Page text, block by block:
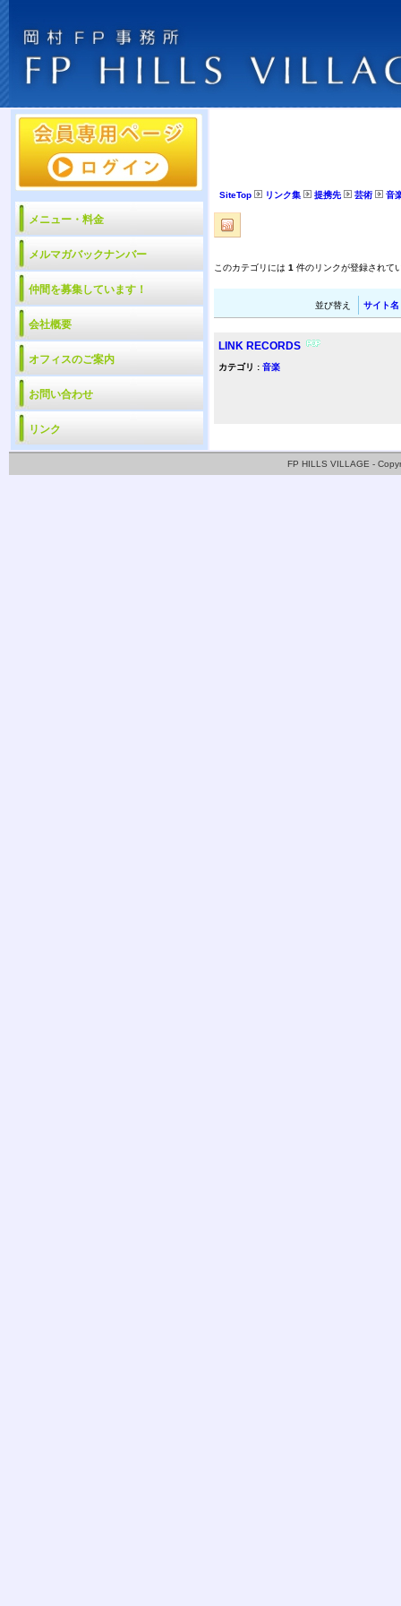
メニュー・料金
メルマガバックナンバー
仲間を募集しています！
会社概要
オフィスのご案内
お問い合わせ
リンク
SiteTop リンク集 提携先 芸術 音
このカテゴリには 1 件のリンクが登録されて
並び替え サイト名
LINK RECORDS
カテゴリ : 音楽
FP HILLS VILLAGE -